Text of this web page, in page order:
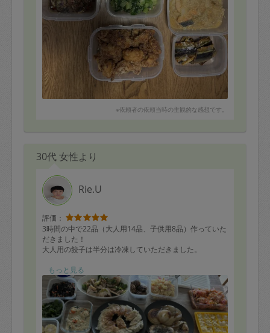
※依頼者の依頼当時の主観的な感想です。
30代 女性より
Rie.U
評価：
3時間の中で22品（大人用14品、子供用8品）作っていた
だきました！
大人用の餃子は半分は冷凍していただきました。
お願いしていた鮭の南蛮漬けを早速いただいたのです
が、とってもおいしかったです！
子供が11ヶ月なのですが、手掴み用の離乳食も含めて、
こんなにたくさんの品数を作っていただき、大変ありが
たいです。
もっと見る